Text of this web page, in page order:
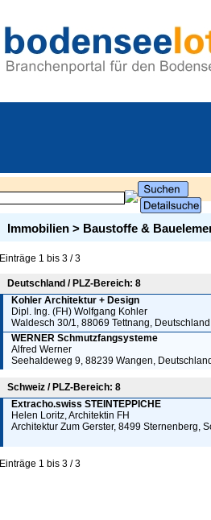
Immobilien > Baustoffe &
Einträge 1 bis 3 / 3
Deutschland / PLZ-Bereich: 8
Kohler Architektur + Design
Dipl. Ing. (FH) Wolfgang Kohler
Waldesch 30/1, 88069 Tettnang, Deutschland
WERNER Schmutzfangsysteme
Alfred Werner
Seehaldeweg 9, 88239 Wangen,
Schweiz / PLZ-Bereich: 8
Extracho.swiss STEINTEPPICHE
Helen Loritz, Architektin FH
Architektur Zum Gerster, 8499 Sternenberg,
Einträge 1 bis 3 / 3